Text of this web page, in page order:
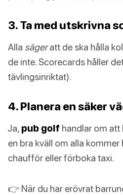
3. Ta med utskrivna
Alla sägeratt de ska hålla
de inte. Scorecards håller
tävlingsinriktat).
4. Planera en säker
Ja, pub golf handlar om att
en bra kväll om alla kommer
chaufför eller förboka taxi.
👉 När du har erövrat